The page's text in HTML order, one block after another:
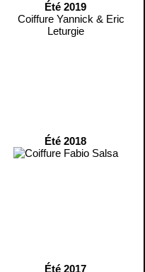
Été 2019
Été 2018
Été 2017